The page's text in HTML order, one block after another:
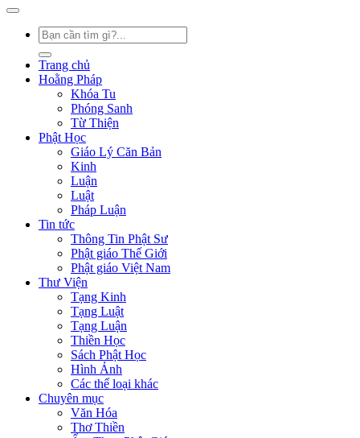
Trang chủ
Hoằng Pháp
Khóa Tu
Phóng Sanh
Từ Thiện
Phật Học
Giáo Lý Căn Bản
Kinh
Luận
Luật
Pháp Luận
Tin tức
Thông Tin Phật Sư
Phật giáo Thế Giới
Phật giáo Việt Nam
Thư Viện
Tạng Kinh
Tạng Luật
Tạng Luận
Thiền Học
Sách Phật Học
Hình Ảnh
Các thể loại khác
Chuyên mục
Văn Hóa
Thơ Thiền